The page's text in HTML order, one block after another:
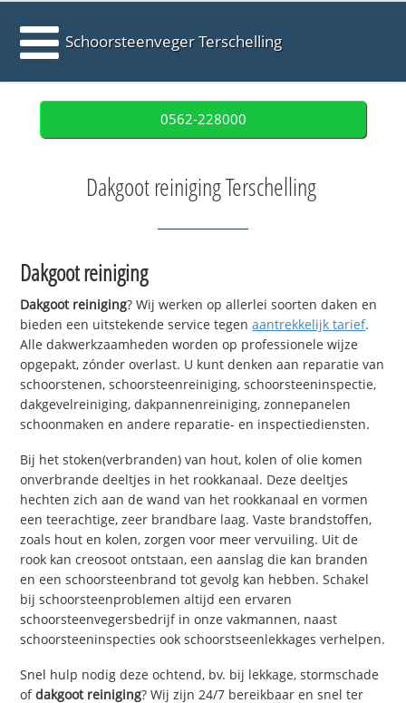
Schoorsteenveger Terschelling
0562-228000
Dakgoot reiniging Terschelling
Dakgoot reiniging
Dakgoot reiniging? Wij werken op allerlei soorten daken en
bieden een uitstekende service tegenaantrekkelijk tarief.
Alle dakwerkzaamheden worden op professionele wijze
opgepakt, zónder overlast. U kunt denken aan reparatie van
schoorstenen, schoorsteenreiniging, schoorsteeninspectie,
dakgevelreiniging, dakpannenreiniging, zonnepanelen
schoonmaken en andere reparatie- en inspectiediensten.
Bij het stoken(verbranden) van hout, kolen of olie komen
onverbrande deeltjes in het rookkanaal. Deze deeltjes
hechten zich aan de wand van het rookkanaal en vormen
een teerachtige, zeer brandbare laag. Vaste brandstoffen,
zoals hout en kolen, zorgen voor meer vervuiling. Uit de
rook kan creosoot ontstaan, een aanslag die kan branden
en een schoorsteenbrand tot gevolg kan hebben. Schakel
bij schoorsteenproblemen altijd een ervaren
schoorsteenvegersbedrijf in onze vakmannen, naast
schoorsteeninspecties ook schoorstseenlekkages verhelpen.
Snel hulp nodig deze ochtend, bv. bij lekkage, stormschade
ofdakgoot reiniging? Wij zijn 24/7 bereikbaar en snel ter